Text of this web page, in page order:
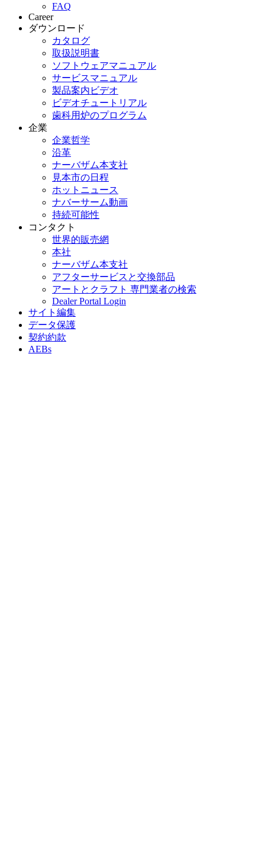
FAQ
Career
ダウンロード
カタログ
取扱説明書
ソフトウェアマニュアル
サービスマニュアル
製品案内ビデオ
ビデオチュートリアル
歯科用炉のプログラム
企業
企業哲学
沿革
ナーバザム本支社
見本市の日程
ホットニュース
ナバーサーム動画
持続可能性
コンタクト
世界的販売網
本社
ナーバザム本支社
アフターサービスと交換部品
アートとクラフト 専門業者の検索
Dealer Portal Login
サイト編集
データ保護
契約約款
AEBs